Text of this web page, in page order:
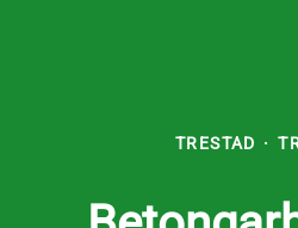
TRESTAD ·